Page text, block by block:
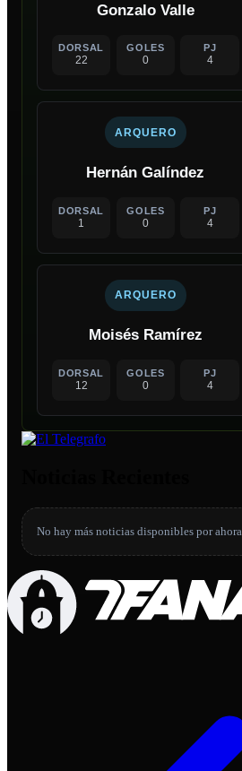
Gonzalo Valle
DORSAL
22
GOLES
0
PJ
4
ARQUERO
Hernán Galíndez
DORSAL
1
GOLES
0
PJ
4
ARQUERO
Moisés Ramírez
DORSAL
12
GOLES
0
PJ
4
No hay más noticias disponibles por ahora.